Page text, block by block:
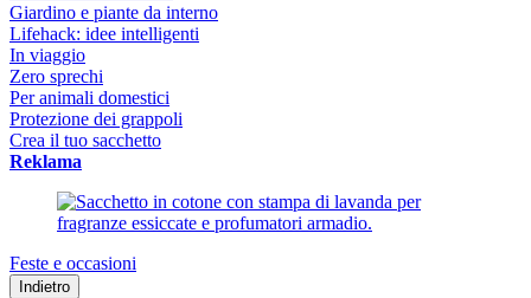
Giardino e piante da interno
Lifehack: idee intelligenti
In viaggio
Zero sprechi
Per animali domestici
Protezione dei grappoli
Crea il tuo sacchetto
Reklama
Feste e occasioni
Indietro